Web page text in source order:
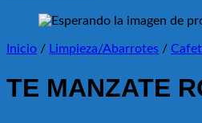
Inicio / Limpieza/Abarrotes /
TE MANZATE